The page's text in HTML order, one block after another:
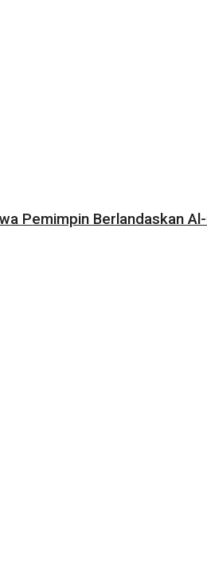
Pemimpin Berlandaskan Al-